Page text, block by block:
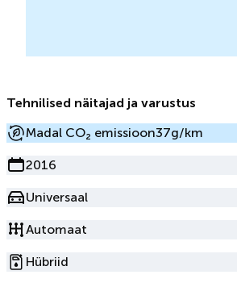
Tehnilised näitajad ja varustus
Madal CO₂ emissioon37g/km
2016
Universaal
Automaat
Hübriid